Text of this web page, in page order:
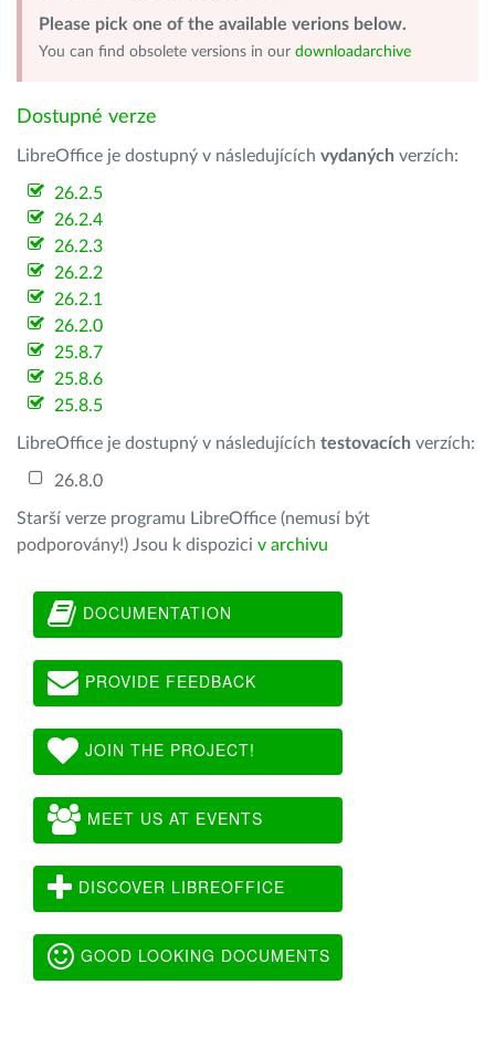
Please pick one of the available verions below.
You can find obsolete versions in our downloadarchive
Dostupné verze
LibreOffice je dostupný v následujících vydaných verzích:
26.2.5
26.2.4
26.2.3
26.2.2
26.2.1
26.2.0
25.8.7
25.8.6
25.8.5
LibreOffice je dostupný v následujících testovacích verzích:
26.8.0
Starší verze programu LibreOffice (nemusí být
podporovány!) Jsou k dispozici v archivu
DOCUMENTATION
PROVIDE FEEDBACK
JOIN THE PROJECT!
MEET US AT EVENTS
DISCOVER LIBREOFFICE
GOOD LOOKING DOCUMENTS